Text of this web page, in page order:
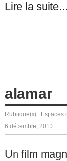
Lire la suite...
alamar
Rubrique(s) : Espaces
6 décembre, 2010
Un film